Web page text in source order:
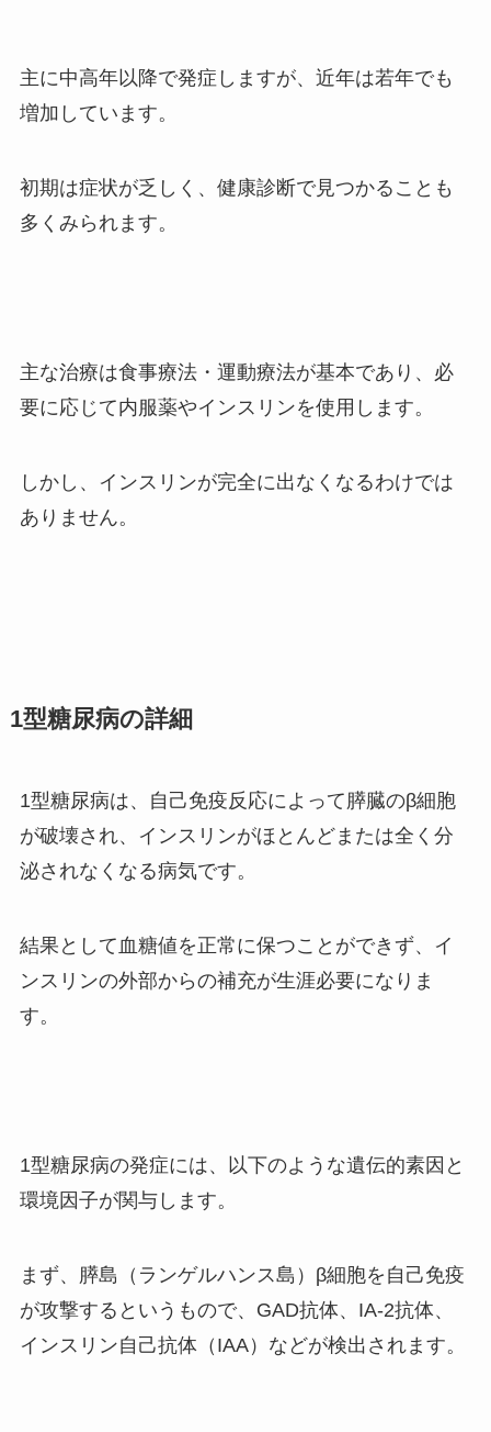
主に中高年以降で発症しますが、近年は若年でも
増加しています。
初期は症状が乏しく、健康診断で見つかることも
多くみられます。
主な治療は食事療法・運動療法が基本であり、必
要に応じて内服薬やインスリンを使用します。
しかし、インスリンが完全に出なくなるわけでは
ありません。
1型糖尿病の詳細
1型糖尿病は、自己免疫反応によって膵臓のβ細胞
が破壊され、インスリンがほとんどまたは全く分
泌されなくなる病気です。
結果として血糖値を正常に保つことができず、イ
ンスリンの外部からの補充が生涯必要になりま
す。
1型糖尿病の発症には、以下のような遺伝的素因と
環境因子が関与します。
まず、膵島（ランゲルハンス島）β細胞を自己免疫
が攻撃するというもので、GAD抗体、IA-2抗体、
インスリン自己抗体（IAA）などが検出されます。